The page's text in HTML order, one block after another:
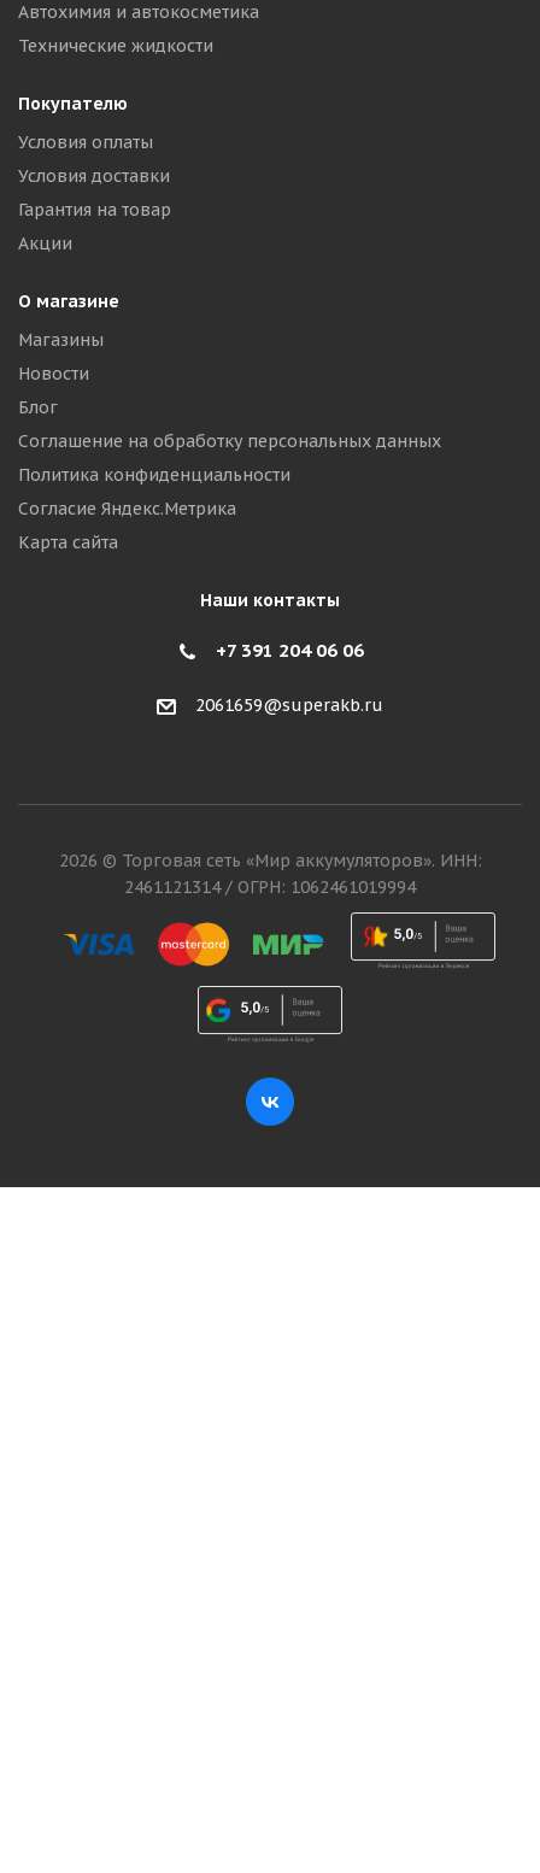
Автохимия и автокосметика
Технические жидкости
Покупателю
Условия оплаты
Условия доставки
Гарантия на товар
Акции
О магазине
Магазины
Новости
Блог
Соглашение на обработку персональных данных
Политика конфиденциальности
Согласие Яндекс.Метрика
Карта сайта
Наши контакты
+7 391 204 06 06
2061659@superakb.ru
2026 © Торговая сеть «Мир аккумуляторов». ИНН:
2461121314 / ОГРН: 1062461019994